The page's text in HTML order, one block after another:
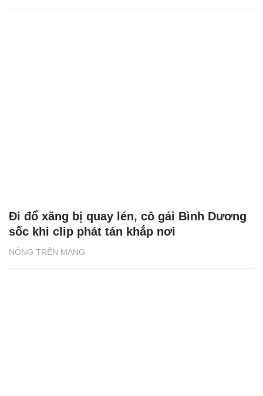
NÓNG TRÊN MẠNG
Đi đổ xăng bị quay lén, cô gái Bình Dương
sốc khi clip phát tán khắp nơi